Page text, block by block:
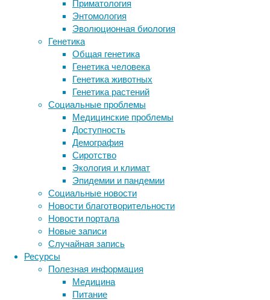
Приматология
Энтомология
Эволюционная биология
Генетика
Общая генетика
Генетика человека
Генетика животных
Генетика растений
Социальные проблемы
Медицинские проблемы
Доступность
Демография
Сиротство
Экология и климат
Эпидемии и пандемии
Социальные новости
Новости благотворительности
Новости портала
Новые записи
Случайная запись
Ресурсы
Полезная информация
Медицина
Питание
Сегодня
мы
поговорим
важном
заболевании:
аутизме.
Конечно,
день
информирования
об
этом
заболевании
еще
нескоро,
в
начале
апреля
—
это
не
повод
напоминать